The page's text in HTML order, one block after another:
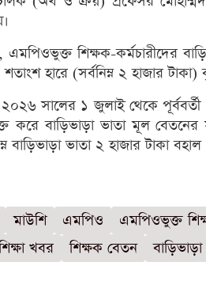
এমপিওভুক্ত শিক্ষক-কর্মচারীদের
হারে (সর্বনিম্ন ২ হাজার টাকা)
সালের ১ জুলাই থেকে
বাড়িভাড়া ভাতা মূল বেতনের
বাড়িভাড়া ভাতা ২ হাজার টাকা
মাউশি এমপিও এমপিওভুক্ত
খবর শিক্ষক বেতন বাড়িভাড়া